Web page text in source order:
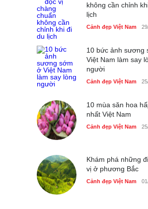
Nhiều hoạt động
nhà giáo tại Đầm
không cần chỉnh
lịch
Cảnh đẹp Việt Nam
10 bức ảnh sương
Việt Nam làm say
người
Cảnh đẹp Việt Nam
10 mùa săn hoa
nhất Việt Nam
Cảnh đẹp Việt Nam
Khám phá những
vị ở phương Bắc
Cảnh đẹp Việt Nam